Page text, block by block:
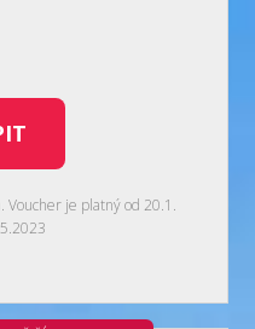
Voucher je platný od 20.1.